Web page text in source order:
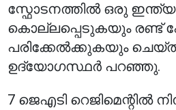
സ്ഫോടനത്തിൽ ഒരു
കൊല്ലപ്പെടുകയും രണ്ട്
പരിക്കേൽക്കുകയും
ഉദ്യോഗസ്ഥർ പറഞ്ഞു.
7 ജെ‌എ‌ടി റെജിമെന്റിൽ